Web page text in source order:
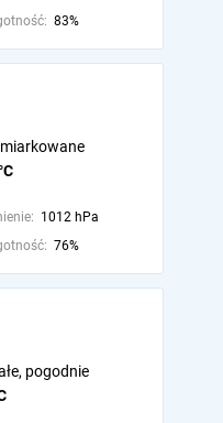
83%
1012 hPa
76%
pogodnie